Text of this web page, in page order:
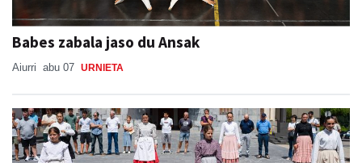
Babes zabala jaso du Ansak
Aiurri abu 07 URNIETA